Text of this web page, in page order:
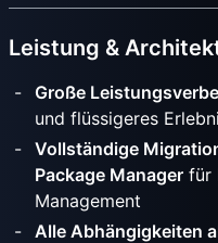
Leistung &
Große
und flüssigeres
Vollständige
Package Manager für
Management
Alle Abhängigkeiten